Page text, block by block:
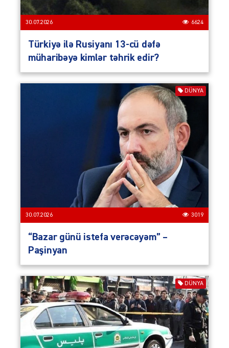
30.07.2026 6624
Türkiyə ilə Rusiyanı 13-cü dəfə
müharibəyə kimlər təhrik edir?
DÜNYA
30.07.2026 3019
“Bazar günü istefa verəcəyəm” –
Paşinyan
DÜNYA